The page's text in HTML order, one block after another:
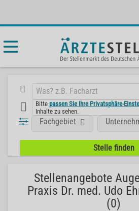
Bittepassen Sie Ihre Privatsphäre-
Inhalte zu sehen.
Fachgebiet
Stellenangebote
Praxis Dr. med. Udo
(0)